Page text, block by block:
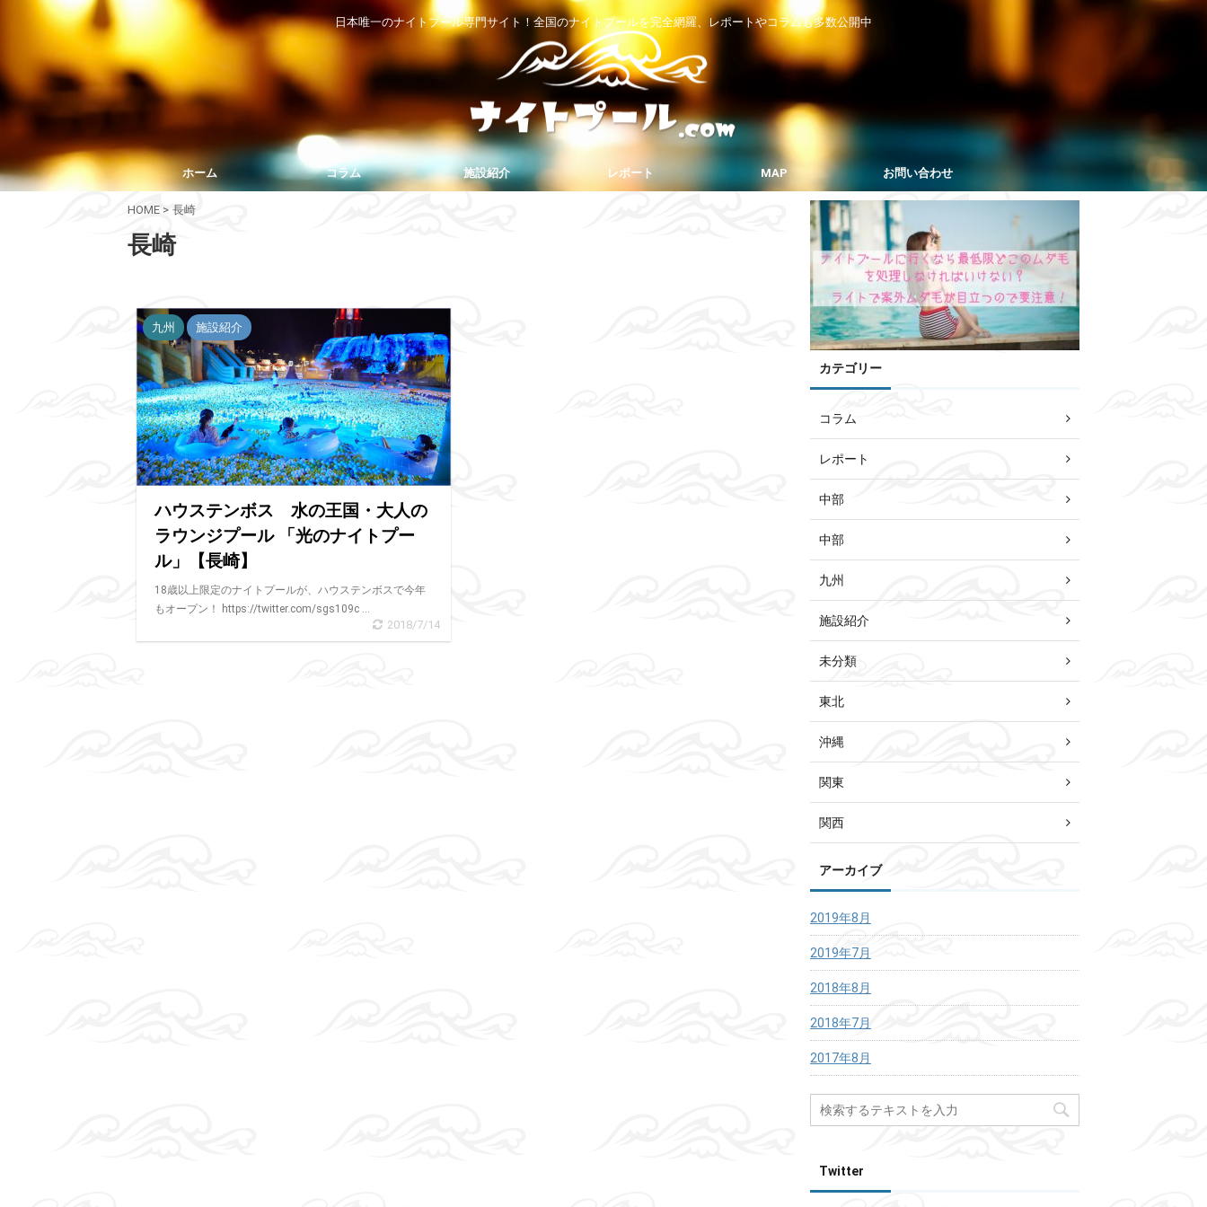
日本唯一のナイトプール専門サイト！全国のナイトプールを完全網羅、レポートやコラムも多数公開中
ホーム コラム 施設紹介 レポート MAP お問い合わせ
HOME > 長崎
長崎
九州 施設紹介
ハウステンボス 水の王国・大人の
ラウンジプール 「光のナイトプー
ル」【長崎】
18歳以上限定のナイトプールが、ハウステンボスで今年
もオープン！ https://twitter.com/sgs109c ...
2018/7/14
カテゴリー
コラム
レポート
中部
中部
九州
施設紹介
未分類
東北
沖縄
関東
関西
アーカイブ
2019年8月
2019年7月
2018年8月
2018年7月
2017年8月
Twitter